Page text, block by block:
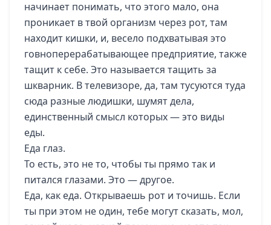
начинает понимать, что этого мало, она
проникает в твой организм через рот, там
находит кишки, и, весело подхватывая это
говноперерабатывающее предприятие, также
тащит к себе. Это называется тащить за
шкварник. В телевизоре, да, там тусуются туда
сюда разные людишки, шумят дела,
единственный смысл которых — это виды
еды.
Еда глаз.
То есть, это не то, чтобы ты прямо так и
питался глазами. Это — другое.
Еда, как еда. Открываешь рот и точишь. Если
ты при этом не один, тебе могут сказать, мол,